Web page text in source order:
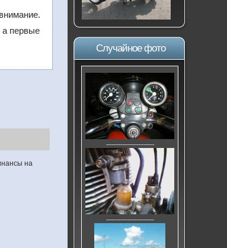
а первые
на
Случайное фото
---------------------------
---------------------------